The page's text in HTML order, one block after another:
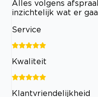
Alles volgens
inzichtelijk wat er
Service
Kwaliteit
Klantvriendelijkheid